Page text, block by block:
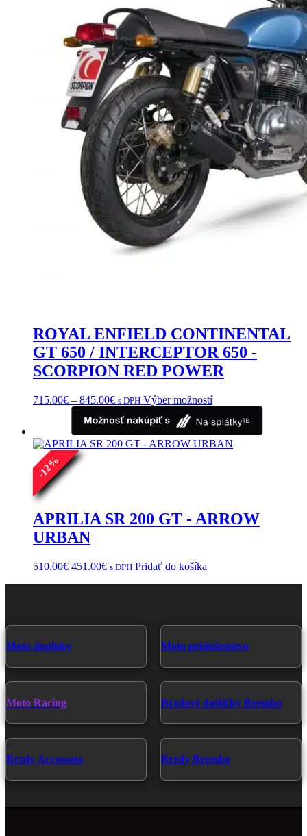
ROYAL ENFIELD CONTINENTAL
GT 650 / INTERCEPTOR 650 -
SCORPION RED POWER
715.00€ – 845.00€Price
715.00€
through
845.00€
s DPH Výber možnostíTento
má
viacero
variantov.
stránke
-
12
%
APRILIA SR 200 GT - ARROW
URBAN
510.00€ Pôvodná
451.00€Aktuálna
s DPH Pridať do košíka
Moto doplnky Moto príslušenstvo
Moto Racing Brzdové doštičky Brembo
Brzdy Accossato Brzdy Brembo